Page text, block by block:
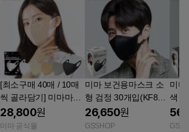
[최소구매 40매 / 10매
씩 골라담기] 미마마스
크 KF94/KF80 미세먼
지 황사 보건용마스크 /
28,800원
미마 공식몰
미마 보건용마스크 소
형 검정 30개입(KF80)
TV상품
26,650원
GSSHOP
미마
색
상품